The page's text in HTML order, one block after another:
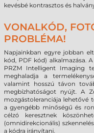
kevésbé kontrasztos és
VONALKÓD,
PROBLÉMA!
Napjainkban egyre jobban
kód, PDF kód) alkalmazása.
PRZM Intelligent Imaging
meghaladja a
valamint hosszú távon
megbízhatóságot nyújt. A
mozgástoleranciája lehetővé
a gyengébb minőségű és
célzó keresztnek
(omnidirekcionális)
a kódra irányítani.